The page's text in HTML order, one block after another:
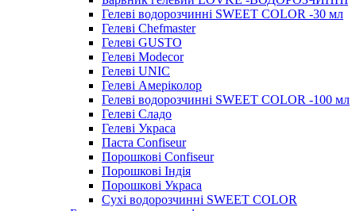
Гелеві водорозчинні SWEET COLOR -30 мл
Гелеві Chefmaster
Гелеві GUSTO
Гелеві Modecor
Гелеві UNIC
Гелеві Амеріколор
Гелеві водорозчинні SWEET COLOR -100 мл
Гелеві Сладо
Гелеві Украса
Паста Confiseur
Порошкові Confiseur
Порошкові Індія
Порошкові Украса
Сухі водорозчинні SWEET COLOR